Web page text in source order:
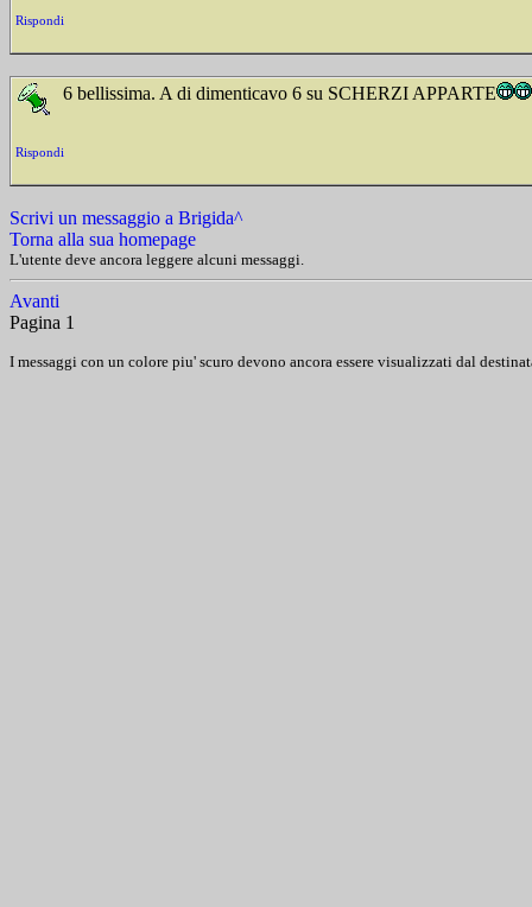
Rispondi
6 bellissima. A di dimenticavo 6 su SCHERZI APPARTE
Rispondi
Scrivi un messaggio a Brigida^
Torna alla sua homepage
L'utente deve ancora leggere alcuni messaggi.
Avanti
Pagina 1
I messaggi con un colore piu' scuro devono ancora essere visualizzati dal